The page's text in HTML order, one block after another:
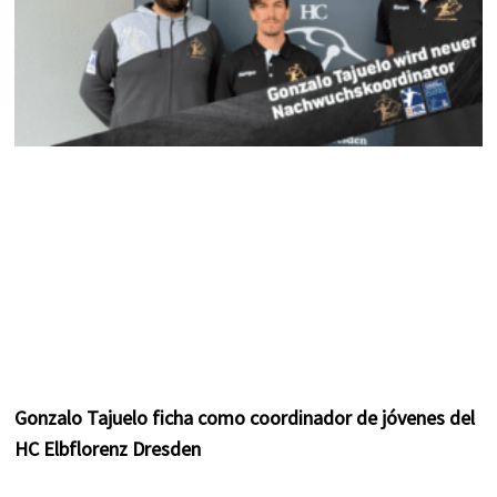
Gonzalo Tajuelo ficha como coordinador de jóvenes del
HC Elbflorenz Dresden